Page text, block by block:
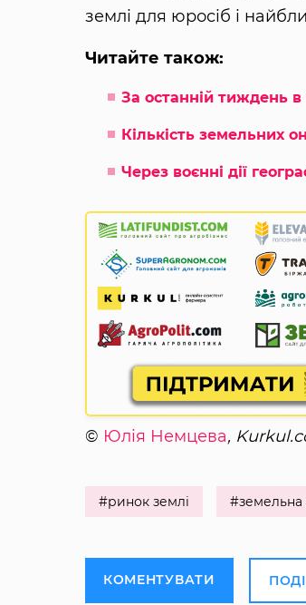
землі для юросіб і
Читайте також:
За останній тиждень в
Кількість земельних
Через воєнні дії
© Юлія Немцева,
#ринок землі
КОМЕНТУВАТИ